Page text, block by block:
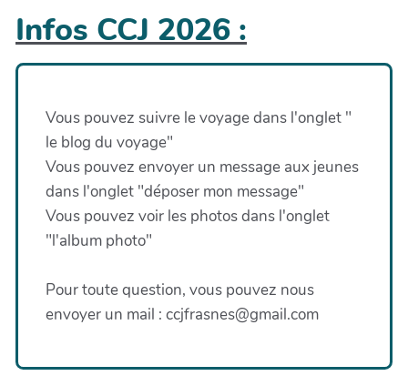
Infos CCJ 2026 :
Vous pouvez suivre le voyage dans l'onglet "
le blog du voyage"
Vous pouvez envoyer un message aux jeunes
dans l'onglet "déposer mon message"
Vous pouvez voir les photos dans l'onglet
"l'album photo"
Pour toute question, vous pouvez nous
envoyer un mail : ccjfrasnes@gmail.com